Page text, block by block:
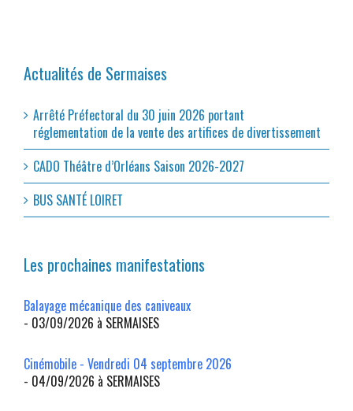
Actualités de Sermaises
Arrêté Préfectoral du 30 juin 2026 portant
réglementation de la vente des artifices de divertissement
CADO Théâtre d’Orléans Saison 2026-2027
BUS SANTÉ LOIRET
Les prochaines manifestations
Balayage mécanique des caniveaux
- 03/09/2026 à SERMAISES
Cinémobile - Vendredi 04 septembre 2026
- 04/09/2026 à SERMAISES